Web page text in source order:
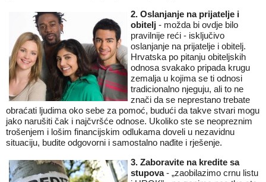
2. Oslanjanje na prijatelje i
obitelj - možda bi ovdje bilo
pravilnije reći - isključivo
oslanjanje na prijatelje i obitelj.
Hrvatska po pitanju obiteljskih
odnosa svakako pripada krugu
zemalja u kojima se ti odnosi
tradicionalno njeguju, ali to ne
znači da se neprestano trebate
obraćati ljudima oko sebe za pomoć, budući da takve stvari mogu
jako narušiti čak i najčvršće odnose. Ukoliko ste se neopreznim
trošenjem i lošim financijskim odlukama doveli u nezavidnu
situaciju, budite odgovorni i samostalno nađite i rješenje.
3. Zaboravite na kredite sa
stupova- „zaobilazimo crnu listu